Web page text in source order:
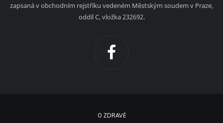
zapsaná v obchodním rejstříku vedeném Městským soudem v Praze,
oddíl C, vložka 232692.
O ZDRAVĚ